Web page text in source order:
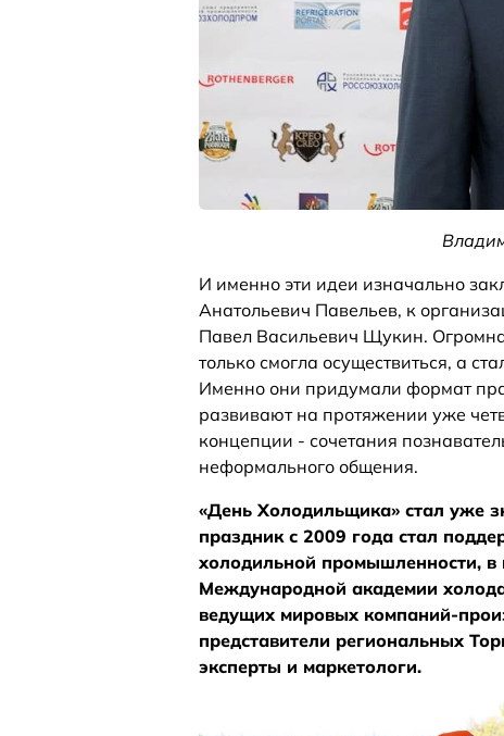
И именно эти идеи изначально
Анатольевич Павельев, к
Павел Васильевич Щукин.
только смогла осуществиться, а
Именно они придумали формат
развивают на протяжении уже
концепции - сочетания
неформального общения.
«День Холодильщика» стал уже
праздник с 2009 года стал
холодильной промышленности, в
Международной академии
ведущих мировых компаний-
представители региональных
эксперты и маркетологи.